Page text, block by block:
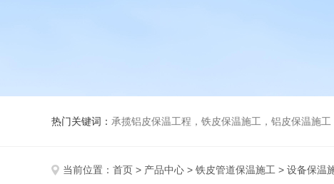
热门关键词： 承揽铝皮保温工程，铁皮保温施工，铝皮保温施
当前位置： 首页 > 产品中心 > 铁皮管道保温施工 > 设备保温